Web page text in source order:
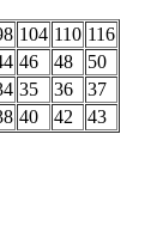
104 110 116
46 48
50
35 36
37
40 42 43